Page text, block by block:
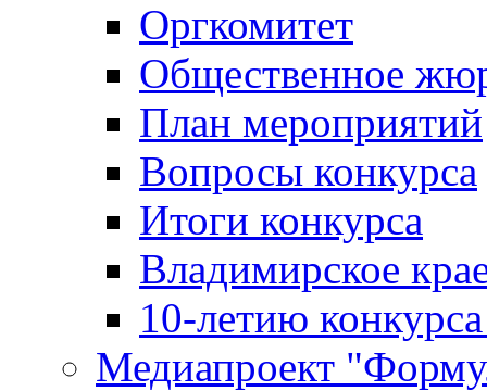
Оргкомитет
Общественное
План мероприятий
Вопросы конкурса
Итоги конкурса
Владимирское
10-летию
Медиапроект